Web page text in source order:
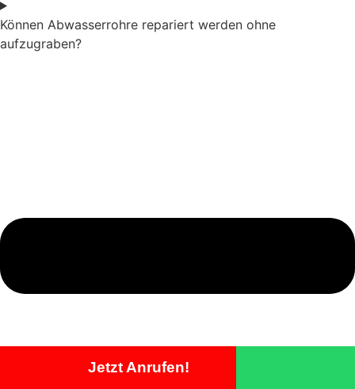
Können Abwasserrohre repariert werden ohne
aufzugraben?
Jetzt Anrufen!